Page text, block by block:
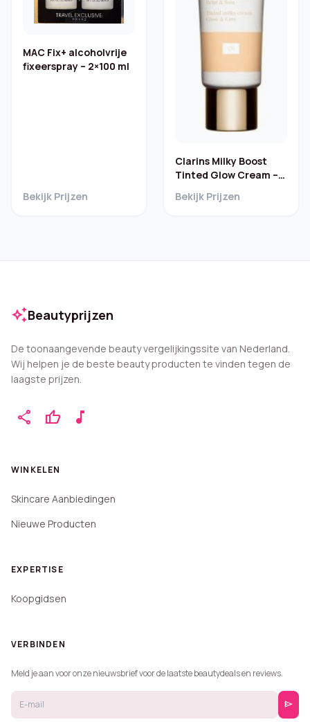
MAC Fix+ alcoholvrije
fixeerspray – 2×100 ml
Bekijk Prijzen
Clarins Milky Boost
Tinted Glow Cream –
Bekijk Prijzen
auto_awesomeBeautyprijzen
De toonaangevende beauty vergelijkingssite van Nederland.
Wij helpen je de beste beauty producten te vinden tegen de
laagste prijzen.
share thumb_up music_note
WINKELEN
Skincare Aanbiedingen
Nieuwe Producten
EXPERTISE
Koopgidsen
VERBINDEN
Meld je aan voor onze nieuwsbrief voor de laatste beautydeals en reviews.
send